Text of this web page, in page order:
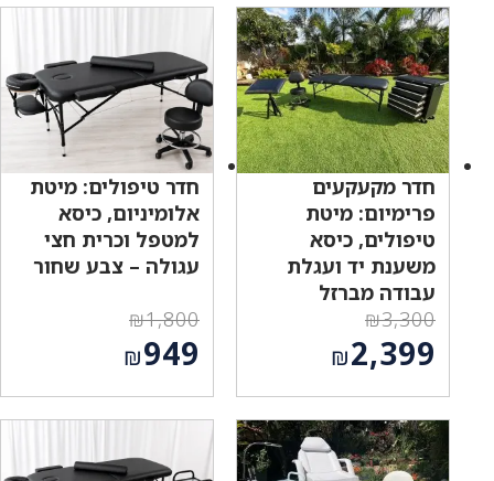
חדר מקעקעים
פרימיום: מיטת
טיפולים, כיסא
משענת יד ועגלת
עבודה מברזל
₪3,300
המחיר
המקורי
היה:
₪3,300.
₪2,399
הנוכחי
הוא:
₪2,399.
חדר טיפולים: מיטת
אלומיניום, כיסא
למטפל וכרית חצי
עגולה – צבע שחור
₪1,800
המחיר
המקורי
היה:
₪1,800.
₪949
הנוכחי
₪949.